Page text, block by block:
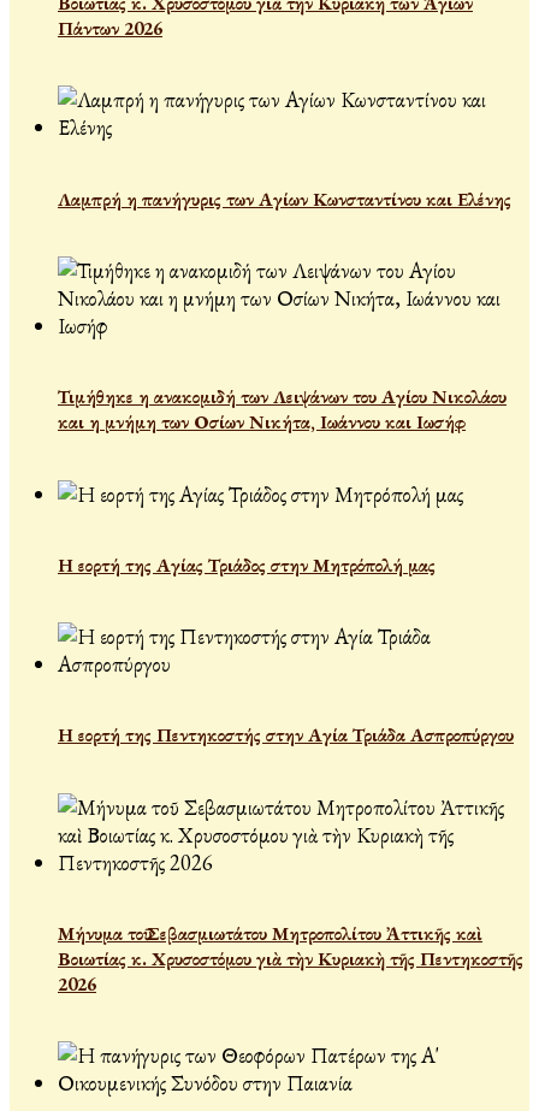
Πάντων 2026
Λαμπρή η πανήγυρις των Αγίων Κωνσταντίνου και Ελένης
Τιμήθηκε η ανακομιδή των Λειψάνων του Αγίου Νικολάου
και η μνήμη των Οσίων Νικήτα, Ιωάννου και Ιωσήφ
Η εορτή της Αγίας Τριάδος στην Μητρόπολή μας
Η εορτή της Πεντηκοστής στην Αγία Τριάδα Ασπροπύργου
Μήνυμα τοῦ Σεβασμιωτάτου Μητροπολίτου Ἀττικῆς καὶ
Βοιωτίας κ. Χρυσοστόμου γιὰ τὴν Κυριακὴ τῆς Πεντηκοστῆς
2026